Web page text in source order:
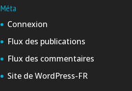
Méta
Connexion
Flux des publications
Flux des commentaires
Site de WordPress-FR